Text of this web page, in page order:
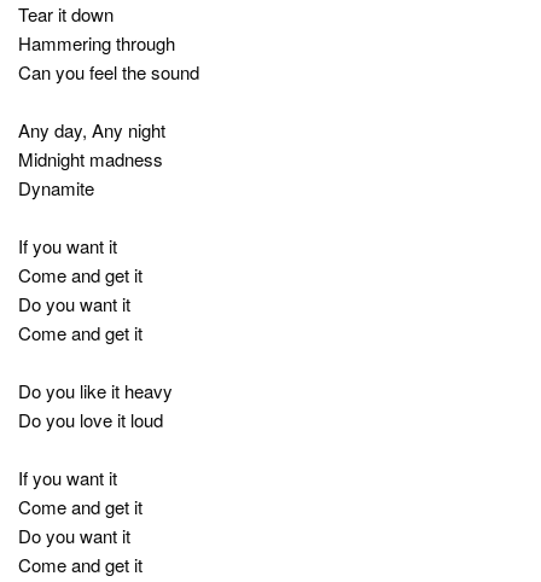
Tear it down
Hammering through
Can you feel the sound
Any day, Any night
Midnight madness
Dynamite
If you want it
Come and get it
Do you want it
Come and get it
Do you like it heavy
Do you love it loud
If you want it
Come and get it
Do you want it
Come and get it